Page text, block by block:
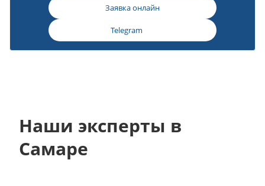
Заявка онлайн
Telegram
Наши эксперты в
Самаре